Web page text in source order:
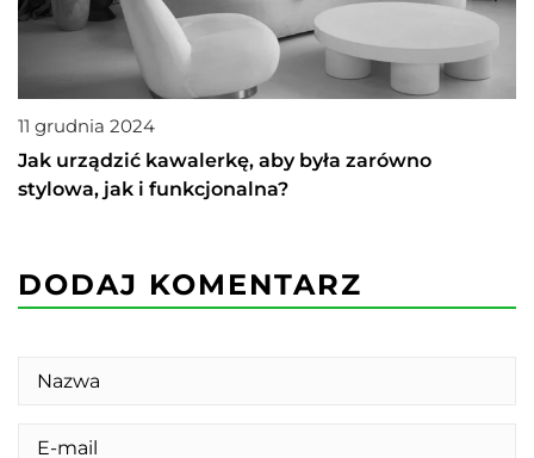
11 grudnia 2024
Jak urządzić kawalerkę, aby była zarówno
stylowa, jak i funkcjonalna?
DODAJ KOMENTARZ